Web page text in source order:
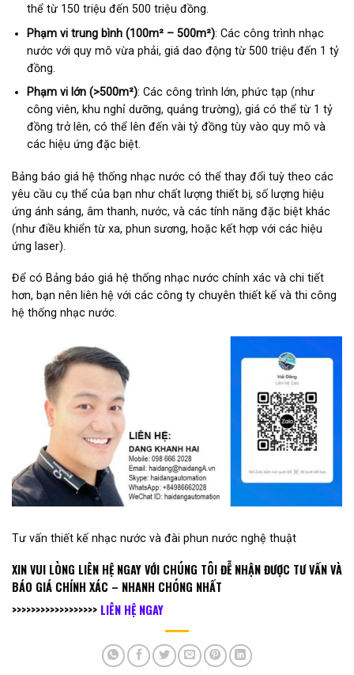
thể từ 150 triệu đến 500 triệu đồng.
Phạm vi trung bình (100m² – 500m²): Các công trình nhạc
nước với quy mô vừa phải, giá dao động từ 500 triệu đến 1 tỷ
đồng.
Phạm vi lớn (>500m²): Các công trình lớn, phức tạp (như
công viên, khu nghỉ dưỡng, quảng trường), giá có thể từ 1 tỷ
đồng trở lên, có thể lên đến vài tỷ đồng tùy vào quy mô và
các hiệu ứng đặc biệt.
Bảng báo giá hệ thống nhạc nước có thể thay đổi tuỳ theo các
yêu cầu cụ thể của bạn như chất lượng thiết bị, số lượng hiệu
ứng ánh sáng, âm thanh, nước, và các tính năng đặc biệt khác
(như điều khiển từ xa, phun sương, hoặc kết hợp với các hiệu
ứng laser).
Để có Bảng báo giá hệ thống nhạc nước chính xác và chi tiết
hơn, bạn nên liên hệ với các công ty chuyên thiết kế và thi công
hệ thống nhạc nước.
Tư vấn thiết kế nhạc nước và đài phun nước nghệ thuật
XIN VUI LÒNG LIÊN HỆ NGAY VỚI CHÚNG TÔI ĐỄ NHẬN ĐƯỢC TƯ VẤN VÀ
BÁO GIÁ CHÍNH XÁC – NHANH CHÓNG NHẤT
>>>>>>>>>>>>>>>>>> LIÊN HỆ NGAY